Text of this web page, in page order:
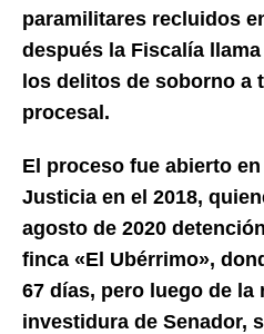
paramilitares recluidos
después la Fiscalía
los delitos de soborno a
procesal.
El proceso fue abierto
Justicia en el 2018,
agosto de 2020
finca «El Ubérrimo»,
67 días, pero luego de la
investidura de Senador,